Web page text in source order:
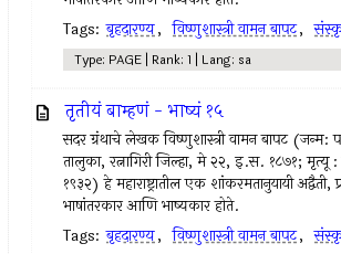
Tags: बृहदारण्य, विष्णुशास्त्री वामन बापट,
Type: PAGE | Rank: 1 | Lang: sa
तृतीयं बाम्हणं - भाष्यं १५
सदर ग्रंथाचे लेखक विष्णुशास्त्री वामन बापट (जन्म:
तालुका, रत्नागिरी जिल्हा, मे २२, इ.स. १८७१;
१९३२) हे महाराष्ट्रातील एक शांकरमतानुयायी अद्वैती,
भाषांतरकार आणि भाष्यकार होते.
Tags: बृहदारण्य, विष्णुशास्त्री वामन बापट,